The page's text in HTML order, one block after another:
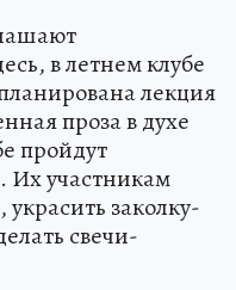
в летнем клубе
лекция
проза в духе
пройдут
Их участникам
заколку-
свечи-